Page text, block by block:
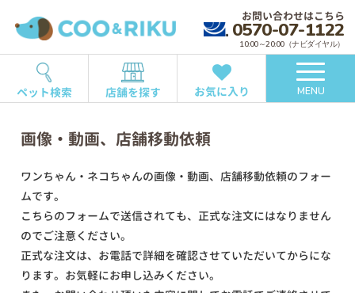
お問い合わせはこちら
0570-07-1122
10:00～20:00（ナビダイヤル）
ペット検索 店舗を探す お気に入り MENU
画像・動画、店舗移動依頼
ワンちゃん・ネコちゃんの画像・動画、店舗移動依頼のフォー
ムです。
こちらのフォームで送信されても、正式な注文にはなりません
のでご注意ください。
正式な注文は、お電話で詳細を確認させていただいてからにな
ります。お気軽にお申し込みください。